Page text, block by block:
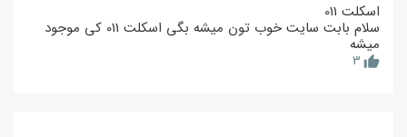
اسکلت 011
سلام بابت سایت خوب تون میشه بگی اسکلت 011 کی موجود
میشه
thumb_up
3